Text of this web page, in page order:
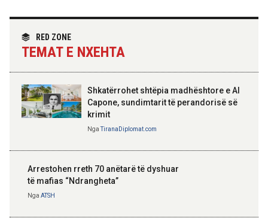
partneritetit strategjik
RED ZONE
TEMAT E NXEHTA
Shkatërrohet shtëpia madhështore e Al
Capone, sundimtarit të perandorisë së
krimit
NgaTiranaDiplomat.com
Arrestohen rreth 70 anëtarë të dyshuar
të mafias “Ndrangheta”
Nga ATSH